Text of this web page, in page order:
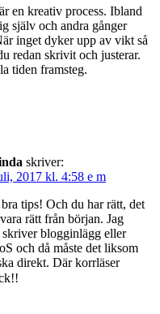
en kreativ process. Ibland
själv och andra gånger
inget dyker upp av vikt så
redan skrivit och justerar.
tiden framsteg.
skriver:
2017 kl. 4:58 e m
tips! Och du har rätt, det
rätt från början. Jag
skriver blogginlägg eller
och då måste det liksom
direkt. Där korrläser